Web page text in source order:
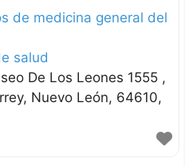
de medicina general del
salud
De Los Leones 1555 ,
Nuevo León 64610